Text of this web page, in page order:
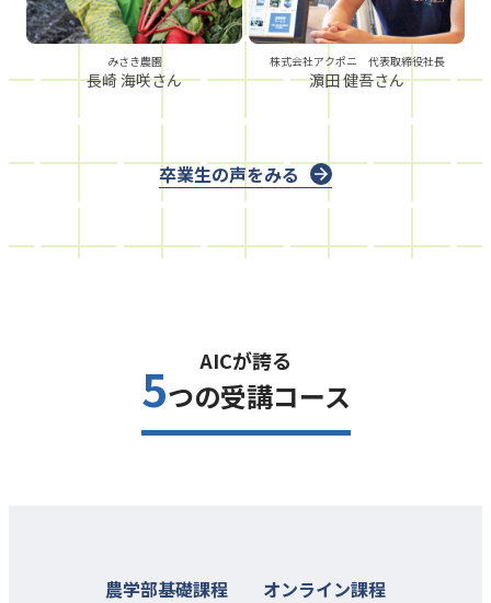
みさき農園
長崎 海咲さん
株式会社アクポニ 代表取締役社長
濵田 健吾さん
卒業生の声をみる
AICが誇る
5つの受講コース
農学部基礎課程 オンライン課程